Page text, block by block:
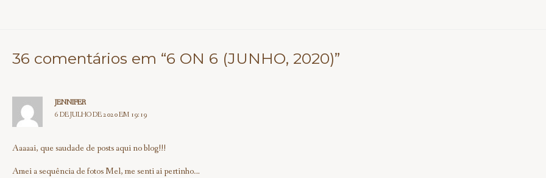
36 comentários em “6 ON 6 (JUNHO, 2020)”
JENNIFER
6 DE JULHO DE 2020 EM 19:19
Aaaaai, que saudade de posts aqui no blog!!!
Amei a sequência de fotos Mel, me senti ai pertinho…